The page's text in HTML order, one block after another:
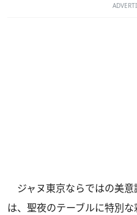
ジャヌ東京ならではの美
は、聖夜のテーブルに特別